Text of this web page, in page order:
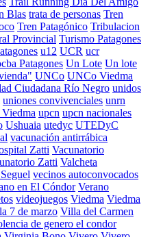
Blas trata de personas Tren
Tren Patagónico Tribulacion
Provincial Turismo Patagones
u12 UCR ucr
Patagones Un Lote Un lote
UNCo UNCo Viedma
Ciudadana Río Negro unidos
uniones convivenciales unrn
upcn upcn nacionales
Ushuaia utedyc UTEDyC
vacunación antirrábica
Zatti Vacunatorio
Zatti Valcheta
vecinos autoconvocados
en El Cóndor Verano
videojuegos Viedma Viedma
7 de marzo Villa del Carmen
de genero el condor